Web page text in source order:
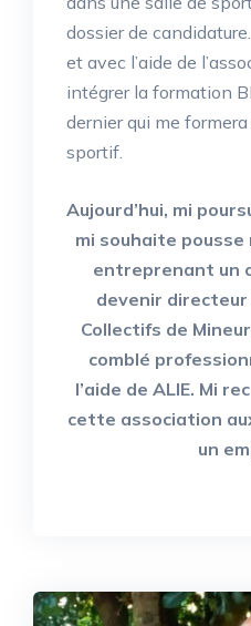
dossier de
et avec l’aide de
intégrer la formation
dernier qui me formera
sportif.
Aujourd’hui, mi
mi souhaite pousse
entreprenant un
devenir directeur
Collectifs de
comblé
l’aide de ALIE. Mi
cette association
un